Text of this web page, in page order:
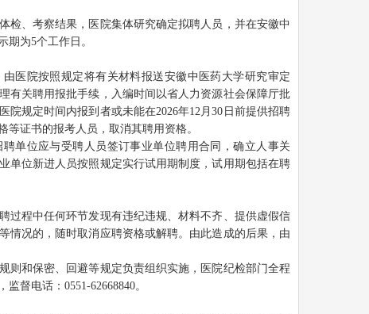
检、考察结果，医院集体研究确定拟聘人员，并在安徽中
期为5个工作日。
医院按照规定将有关材料报送安徽中医药大学研究审定
有关聘用报批手续，入编时间以省人力资源社会保障厅批
院规定时间内报到者或未能在2026年12月30日前提供招聘
证书的报考人员，取消其聘用资格。
单位应与受聘人员签订事业单位聘用合同，确立人事关
单位新进人员按照规定实行试用期制度，试用期包括在聘
过程中任何环节发现有违纪违规、材料不齐、提供虚假信
情况的，随时取消应聘资格或解聘。由此造成的后果，由
则和保密、回避等规定负责组织实施，医院纪检部门全程
督电话：0551-62668840。